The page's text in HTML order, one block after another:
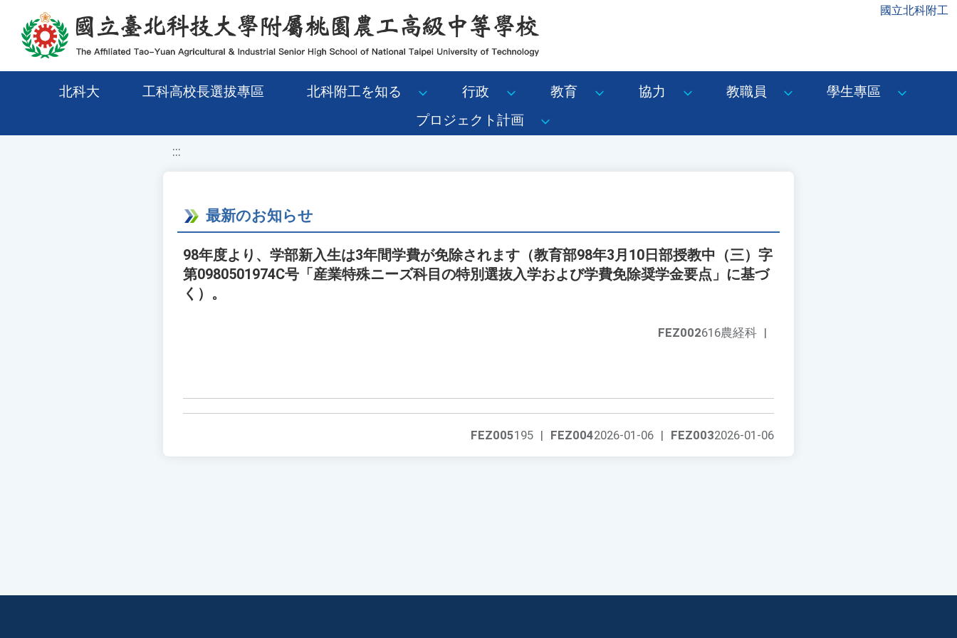
移至網頁之主要內容區位置 國立北科附工
北科大 工科高校長選拔專區 北科附工を知る 行政 教育 協力 教職員
學生專區
プロジェクト計画
:::
最新のお知らせ
98年度より、学部新入生は3年間学費が免除されます（教育部98年3月10日部授教中（三）字
第0980501974C号「産業特殊ニーズ科目の特別選抜入学および学費免除奨学金要点」に基づ
く）。
FEZ002616農経科 |
FEZ0032026-01-06
FEZ0042026-01-06 |
FEZ005195 |